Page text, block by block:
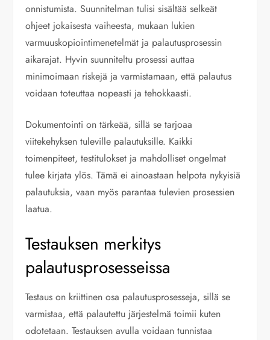
onnistumista. Suunnitelman tulisi sisältää selkeät
ohjeet jokaisesta vaiheesta, mukaan lukien
varmuuskopiointimenetelmät ja palautusprosessin
aikarajat. Hyvin suunniteltu prosessi auttaa
minimoimaan riskejä ja varmistamaan, että palautus
voidaan toteuttaa nopeasti ja tehokkaasti.
Dokumentointi on tärkeää, sillä se tarjoaa
viitekehyksen tuleville palautuksille. Kaikki
toimenpiteet, testitulokset ja mahdolliset ongelmat
tulee kirjata ylös. Tämä ei ainoastaan helpota nykyisiä
palautuksia, vaan myös parantaa tulevien prosessien
laatua.
Testauksen merkitys
palautusprosesseissa
Testaus on kriittinen osa palautusprosesseja, sillä se
varmistaa, että palautettu järjestelmä toimii kuten
odotetaan. Testauksen avulla voidaan tunnistaa